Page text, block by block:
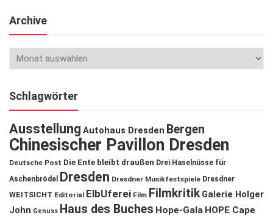
Archive
Schlagwörter
Ausstellung Autohaus Dresden Bergen
Chinesischer Pavillon Dresden
Deutsche Post Die Ente bleibt draußen Drei Haselnüsse für
Aschenbrödel
Dresden Dresdner Musikfestspiele Dresdner
WEITSICHT Editorial ElbUferei Film Filmkritik Galerie Holger
John Genuss Haus des Buches Hope-Gala HOPE Cape